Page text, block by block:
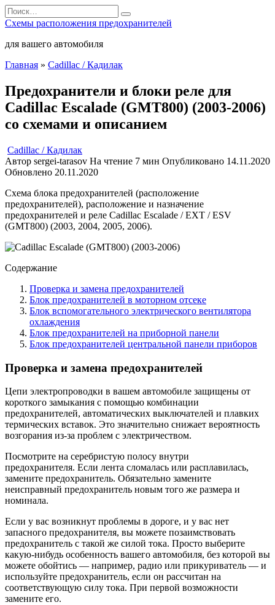
Перейти
к
содержанию
Search
for:
Схемы расположения предохранителей
для вашего автомобиля
Главная » Cadillac / Кадилак
Предохранители и блоки реле для
Cadillac Escalade (GMT800) (2003-2006)
со схемами и описанием
Cadillac / Кадилак
Автор sergei-tarasov На чтение 7 мин Опубликовано 14.11.2020
Обновлено 20.11.2020
Схема блока предохранителей (расположение
предохранителей), расположение и назначение
предохранителей и реле Cadillac Escalade / EXT / ESV
(GMT800) (2003, 2004, 2005, 2006).
Содержание
Проверка и замена предохранителей
Блок предохранителей в моторном отсеке
Блок вспомогательного электрического вентилятора
охлаждения
Блок предохранителей на приборной панели
Блок предохранителей центральной панели приборов
Проверка и замена предохранителей
Цепи электропроводки в вашем автомобиле защищены от
короткого замыкания с помощью комбинации
предохранителей, автоматических выключателей и плавких
термических вставок. Это значительно снижает вероятность
возгорания из-за проблем с электричеством.
Посмотрите на серебристую полосу внутри
предохранителя. Если лента сломалась или расплавилась,
замените предохранитель. Обязательно замените
неисправный предохранитель новым того же размера и
номинала.
Если у вас возникнут проблемы в дороге, и у вас нет
запасного предохранителя, вы можете позаимствовать
предохранитель с такой же силой тока. Просто выберите
какую-нибудь особенность вашего автомобиля, без которой вы
можете обойтись — например, радио или прикуриватель — и
используйте предохранитель, если он рассчитан на
соответствующую силу тока. При первой возможности
замените его.